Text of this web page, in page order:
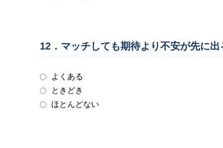
12．マッチしても期待より不安が先に
よくある
ときどき
ほとんどない